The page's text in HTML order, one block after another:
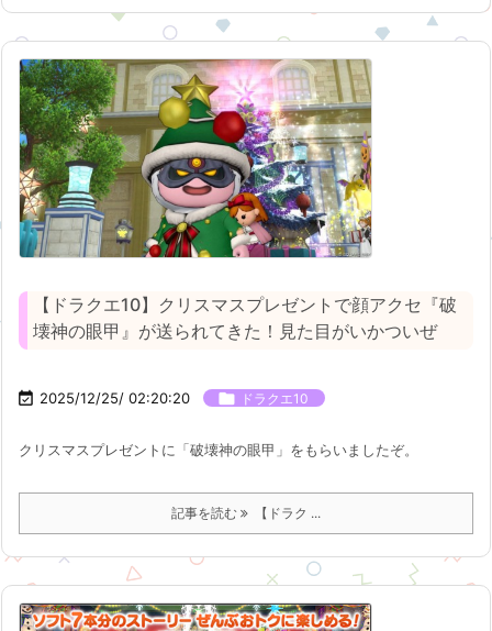
【ドラクエ10】クリスマスプレゼントで顔アクセ『破
壊神の眼甲』が送られてきた！見た目がいかついぜ
 2025/12/25/ 02:20:20  ドラクエ10
クリスマスプレゼントに「破壊神の眼甲」をもらいましたぞ。
記事を読む 【ドラク ...